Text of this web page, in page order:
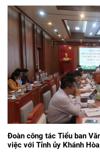
bàn tỉnh.
Đoàn công tác Tiểu ban
việc với Tỉnh ủy Khánh Hòa